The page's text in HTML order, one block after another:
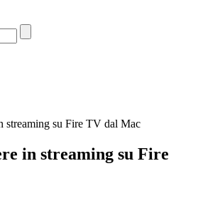
streaming su Fire TV dal Mac
in streaming su Fire